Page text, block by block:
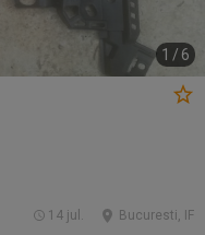
1 / 6
Bucuresti, IF
14 jul.